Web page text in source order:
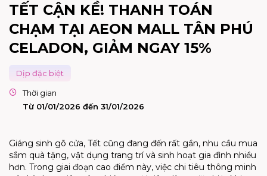
TẾT CẬN KỀ! THANH TOÁN
CHẠM TẠI AEON MALL TÂN PHÚ
CELADON, GIẢM NGAY 15%
Dịp đặc biệt
Thời gian
Từ 01/01/2026 đến 31/01/2026
Giáng sinh gõ cửa, Tết cũng đang đến rất gần, nhu cầu mua
sắm quà tặng, vật dụng trang trí và sinh hoạt gia đình nhiều
hơn. Trong giai đoạn cao điểm này, việc chi tiêu thông minh